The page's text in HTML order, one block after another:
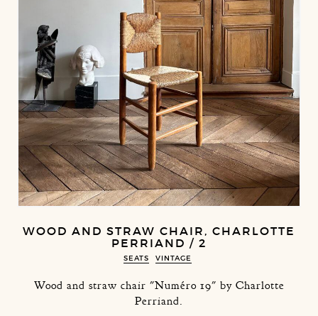
WOOD AND STRAW CHAIR, CHARLOTTE
PERRIAND / 2
SEATS VINTAGE
Wood and straw chair "Numéro 19" by Charlotte
Perriand.